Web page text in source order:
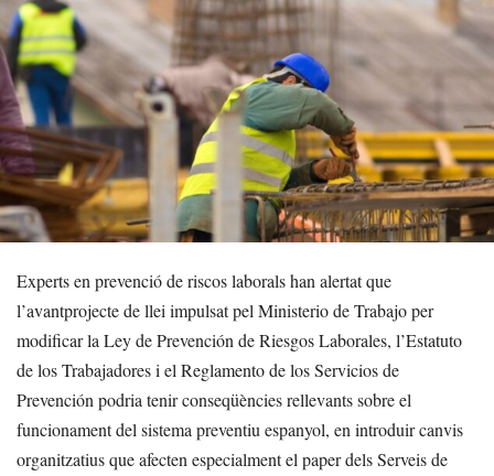
Experts en prevenció de riscos laborals han alertat que
l’avantprojecte de llei impulsat pel Ministerio de Trabajo per
modificar la Ley de Prevención de Riesgos Laborales, l’Estatuto
de los Trabajadores i el Reglamento de los Servicios de
Prevención podria tenir conseqüències rellevants sobre el
funcionament del sistema preventiu espanyol, en introduir canvis
organitzatius que afecten especialment el paper dels Serveis de